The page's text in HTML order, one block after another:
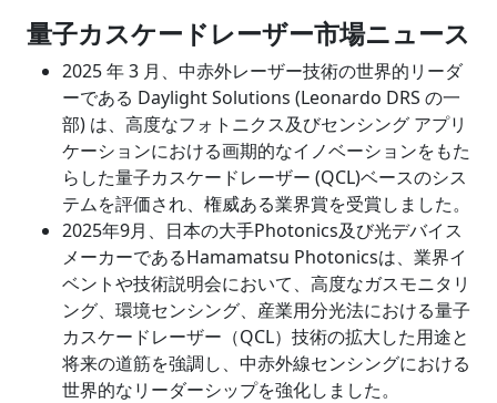
量子カスケードレーザー市場ニュース
2025 年 3 月、中赤外レーザー技術の世界的リーダ
ーである Daylight Solutions (Leonardo DRS の一
部) は、高度なフォトニクス及びセンシング アプリ
ケーションにおける画期的なイノベーションをもた
らした量子カスケードレーザー (QCL)ベースのシス
テムを評価され、権威ある業界賞を受賞しました。
2025年9月、日本の大手Photonics及び光デバイス
メーカーであるHamamatsu Photonicsは、業界イ
ベントや技術説明会において、高度なガスモニタリ
ング、環境センシング、産業用分光法における量子
カスケードレーザー（QCL）技術の拡大した用途と
将来の道筋を強調し、中赤外線センシングにおける
世界的なリーダーシップを強化しました。